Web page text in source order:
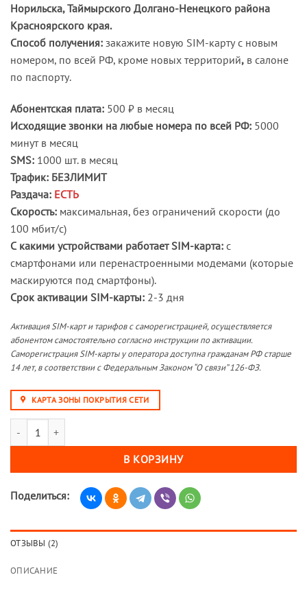
Норильска, Таймырского Долгано-Ненецкого района
Красноярского края.
Способ получения: закажите новую SIM-карту с новым
номером, по всей РФ, кроме новых территорий, в салоне
по паспорту.
Абонентская плата: 500 ₽ в месяц
Исходящие звонки на любые номера по всей РФ: 5000
минут в месяц
SMS: 1000 шт. в месяц
Трафик: БЕЗЛИМИТ
Раздача: ЕСТЬ
Скорость: максимальная, без ограничений скорости (до
100 мбит/с)
С какими устройствами работает SIM-карта: с
смартфонами или перенастроенными модемами (которые
маскируются под смартфоны).
Срок активации SIM-карты: 2-3 дня
Активация SIM-карт и тарифов с саморегистрацией, осуществляется
абонентом самостоятельно согласно инструкции по активации.
Саморегистрация SIM-карты у оператора доступна гражданам РФ старше
14 лет, в соответствии с Федеральным Законом “О связи” 126-ФЗ.
КАРТА ЗОНЫ ПОКРЫТИЯ СЕТИ
Количество товара Sim-карта М-Сеть ОПТИМА 500
В КОРЗИНУ
Поделиться:
ОТЗЫВЫ (2)
ОПИСАНИЕ